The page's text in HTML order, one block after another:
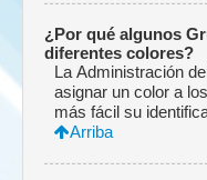
¿Por qué algunos
diferentes colores?
La Administración
asignar un color a
más fácil su
Arriba